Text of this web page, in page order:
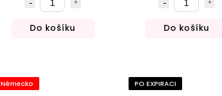
Do košíku Do košíku
Německo PO EXPIRACI